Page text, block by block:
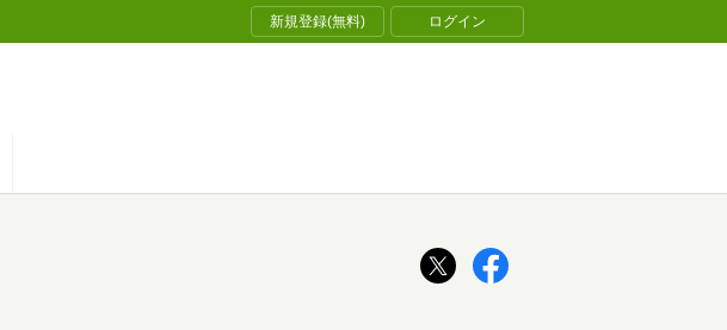
新規登録(無料) ログイン